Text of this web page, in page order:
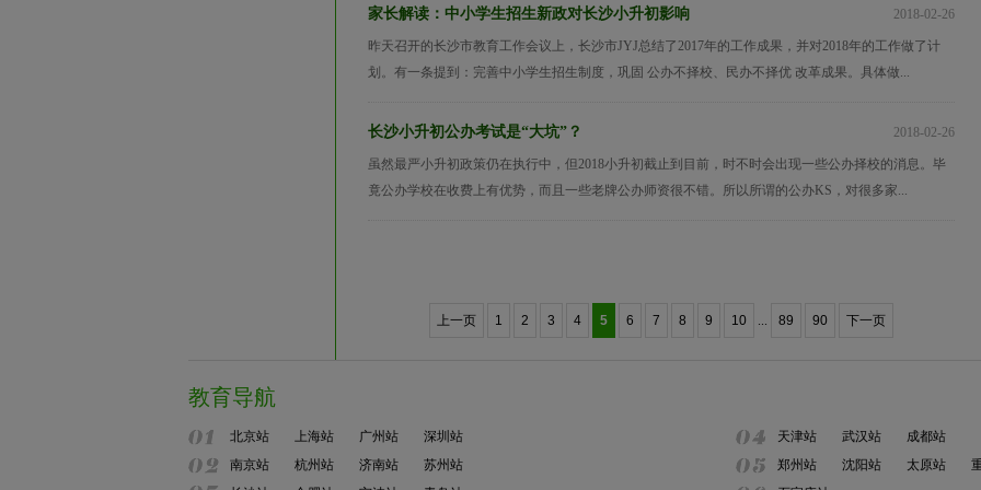
2018-02-26
家长解读：中小学生招生新政对长沙小升初影响
昨天召开的长沙市教育工作会议上，长沙市JYJ总结了2017年的工作成果，并对2018年的工作做了计
划。有一条提到：完善中小学生招生制度，巩固 公办不择校、民办不择优 改革成果。具体做...
2018-02-26
长沙小升初公办考试是“大坑”？
虽然最严小升初政策仍在执行中，但2018小升初截止到目前，时不时会出现一些公办择校的消息。毕
竟公办学校在收费上有优势，而且一些老牌公办师资很不错。所以所谓的公办KS，对很多家...
上一页 1 2 3 4 5 6 7 8 9 10 ... 89 90 下一页
教育导航
北京站 上海站 广州站 深圳站 天津站 武汉站
成都站
南京站
杭州站 济南站 苏州站 郑州站 沈阳站 太原站